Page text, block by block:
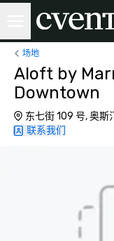
场地
Aloft by
Downtown
东七街 109 号, 奥斯
联系我们